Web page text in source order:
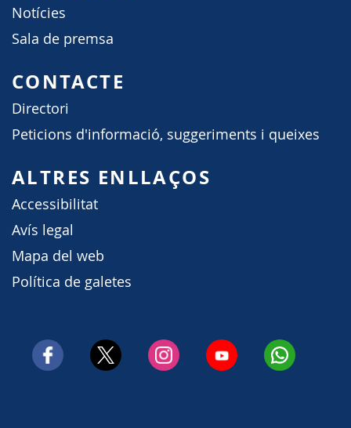
Notícies
Sala de premsa
CONTACTE
Directori
Peticions d'informació, suggeriments i queixes
ALTRES ENLLAÇOS
Accessibilitat
Avís legal
Mapa del web
Política de galetes